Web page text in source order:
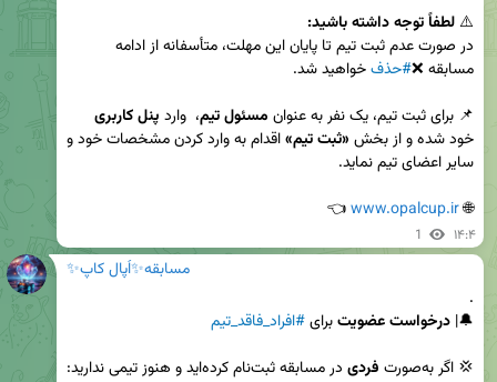
⚠️ لطفاً توجه داشته باشید:
مسابقه ❌#حذف
📌 برای ثبت تیم، یک نفر به عنوان مسئول تیم،  وارد پنل کاربری
خود شده و از بخش «ثبت تیم»
🌐
www.opalcup.ir
👈
1 ۱۴:۴
مسابقه✨اُپال کاپ✨
🔔| درخواست عضویت برای #افراد_فاقد_تیم
💢 اگر به‌صورت
فردی